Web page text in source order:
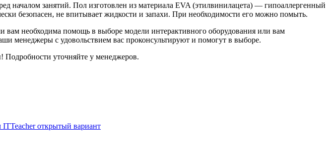
началом занятий. Пол изготовлен из материала EVA (этилвинилацета) — гипоаллергенный
безопасен, не впитывает жидкости и запахи. При необходимости его можно помыть.
вам необходима помощь в выборе модели интерактивного оборудования или вам
с удовольствием вас проконсультируют и помогут в выборе.
Подробности уточняйте у менеджеров.